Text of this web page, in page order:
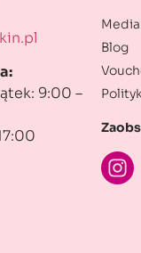
9:00 –
Blog